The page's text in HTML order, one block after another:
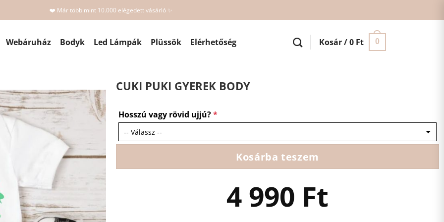
❤️ Már több mint 10.000 elégedett vásárló ✨
Webáruház Bodyk Led Lámpák Plüssök Elérhetőség Kosár /0 Ft 0
CUKI PUKI GYEREK BODY
Hosszú vagy rövid ujjú?*
Kosárba teszem
4 990 Ft